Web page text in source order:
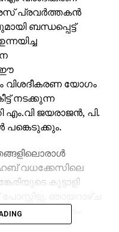
പ്രവര്‍ത്തകന്‍
ബന്ധപ്പെട്ട്
വിശദീകരണ യോഗം
നടക്കുന്ന
ജയരാജന്‍, പി.
വധക്കേസിലെ
കൂട്ടാളി